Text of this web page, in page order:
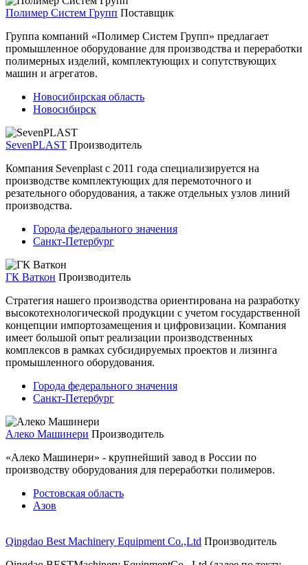
Полимер Систем Групп Поставщик
Группа компаний «Полимер Систем Групп» предлагает
промышленное оборудование для производства и переработки
полимерных изделий, комплектующих и сопутствующих
машин и агрегатов.
Новосибирская область
Новосибирск
SevenPLAST Производитель
Компания Sevenplast с 2011 года специализируется на
производстве комплектующих для перемоточного и
резательного оборудования, а также отдельных узлов линий
производства.
Города федерального значения
Санкт-Петербург
ГК Ваткон Производитель
Стратегия нашего производства ориентирована на разработку
высокотехнологической продукции с учетом государственной
концепции импортозамещения и цифровизации. Компания
имеет большой опыт реализации производственных
комплексов в рамках субсидируемых проектов и лизинга
промышленного оборудования.
Города федерального значения
Санкт-Петербург
Алеко Машинери Производитель
«Алеко Машинери» - крупнейший завод в России по
производству оборудования для переработки полимеров.
Ростовская область
Азов
Qingdao Best Machinery Equipment Co.,Ltd Производитель